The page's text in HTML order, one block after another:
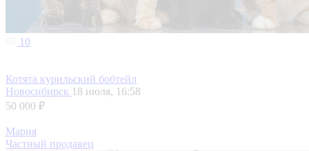
10
Котята курильский бобтейл
Новосибирск 18 июля, 16:58
50 000 ₽
Мария
Частный продавец